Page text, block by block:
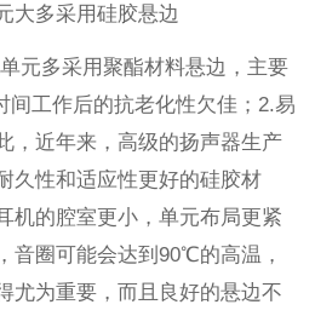
大多采用硅胶悬边
元多采用聚酯材料悬边，主要
间工作后的抗老化性欠佳；2.易
，近年来，高级的扬声器生产
久性和适应性更好的硅胶材
机的腔室更小，单元布局更紧
音圈可能会达到90℃的高温，
尤为重要，而且良好的悬边不